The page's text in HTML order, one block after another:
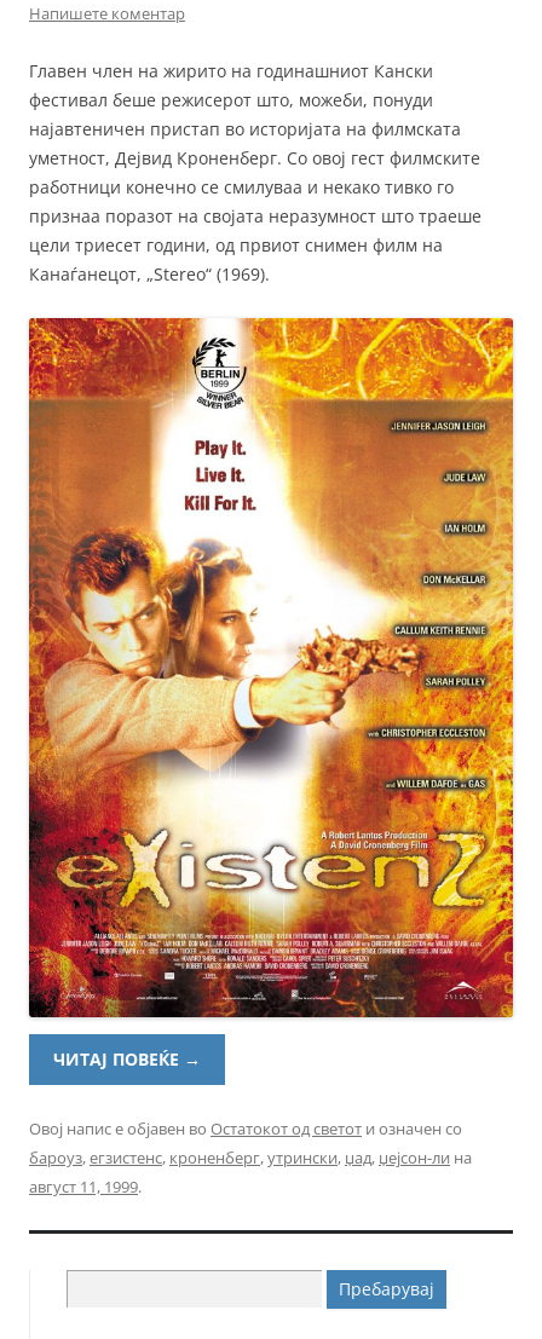
Напишете коментар
Главен член на жирито на годинашниот Кански
фестивал беше режисерот што, можеби, понуди
најавтеничен пристап во историјата на филмската
уметност, Дејвид Кроненберг. Со овој гест филмските
работници конечно се смилуваа и некако тивко го
признаа поразот на својата неразумност што траеше
цели триесет години, од првиот снимен филм на
Канаѓанецот, „Stereo“ (1969).
ЧИТАЈ ПОВЕЌЕ →
Овој напис е објавен во Остатокот од светот и означен со
бароуз,егзистенс, кроненберг,утрински, џад, џејсон-ли на
август 11, 1999.
за: